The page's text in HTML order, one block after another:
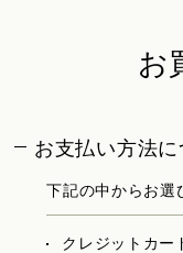
お
お支払い方法に
下記の中からお選
クレジットカー